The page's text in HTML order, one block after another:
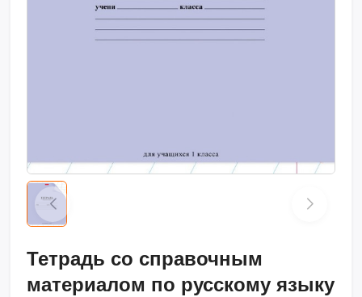
Тетрадь со справочным
материалом по русскому языку